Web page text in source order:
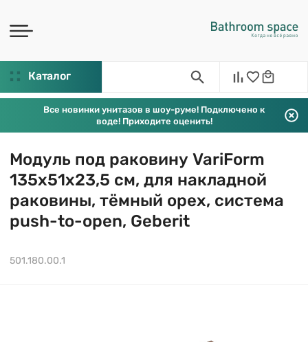
Каталог
Все новинки унитазов в шоу-руме! Подключено к
воде! Приходите оценить!
Модуль под раковину VariForm
135х51х23,5 см, для накладной
раковины, тёмный орех, система
push-to-open, Geberit
501.180.00.1